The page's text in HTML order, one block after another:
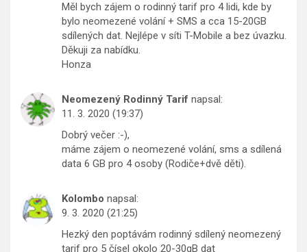
Měl bych zájem o rodinný tarif pro 4 lidi, kde by
bylo neomezené volání + SMS a cca 15-20GB
sdílených dat. Nejlépe v síti T-Mobile a bez úvazku.
Děkuji za nabídku.
Honza
Neomezený Rodinný Tarif napsal:
11. 3. 2020 (19:37)
Dobrý večer :-),
máme zájem o neomezené volání, sms a sdílená
data 6 GB pro 4 osoby (Rodiče+dvě děti).
Kolombo napsal:
9. 3. 2020 (21:25)
Hezký den poptávám rodinný sdílený neomezený
tarif pro 5 čísel okolo 20-30gB dat